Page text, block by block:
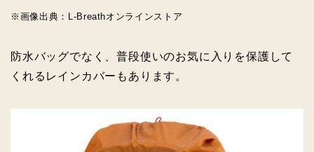
※画像出典：L‐Breathオンラインストア
防水バッグでなく、普段使いのお気に入りを保護して
くれるレインカバーもあります。